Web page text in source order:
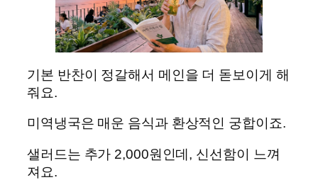
기본 반찬이 정갈해서 메인을 더 돋보이게 해
줘요.
미역냉국은 매운 음식과 환상적인 궁합이죠.
샐러드는 추가 2,000원인데, 신선함이 느껴
져요.